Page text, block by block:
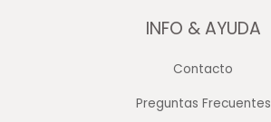
INFO & AYUDA
Contacto
Preguntas Frecuentes